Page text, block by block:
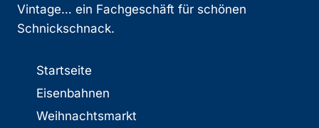
Vintage… ein Fachgeschäft für schönen
Schnickschnack.
Startseite
Eisenbahnen
Weihnachtsmarkt